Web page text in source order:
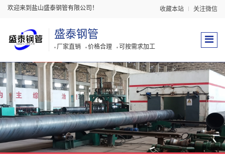
欢迎来到盐山盛泰钢管有限公司！ 收藏本站 关注微信
盛泰钢管
厂家直销 价格合理 可按需求加工